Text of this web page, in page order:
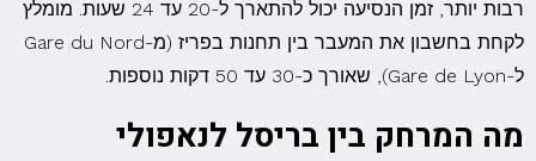
רבות יותר, זמן הנסיעה יכול להתארך ל-20 עד 24 שעות. מומלץ
לקחת בחשבון את המעבר בין תחנות בפריז (מ-Gare du Nord
ל-Gare de Lyon), שאורך כ-30 עד 50 דקות נוספות.
מה המרחק בין בריסל לנאפולי